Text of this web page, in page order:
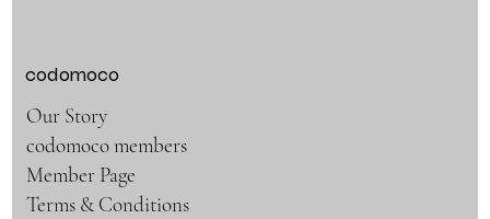
codomoco
Our Story
codomoco members
Member Page
Terms & Conditions